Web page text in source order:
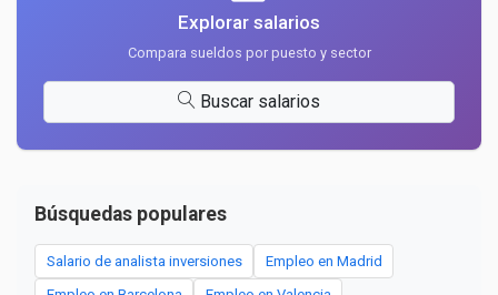
Explorar salarios
Compara sueldos por puesto y sector
Buscar salarios
Búsquedas populares
Salario de analista inversiones Empleo en Madrid